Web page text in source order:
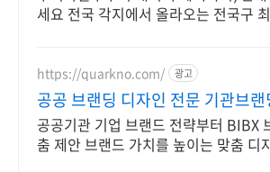
세요 전국 각지에서 올라오는 전국구
https://quarkno.com/ 광고
공공 브랜딩 디자인 전문 기관브
공공기관 기업 브랜드 전략부터 BIBX
춤 제안 브랜드 가치를 높이는 맞춤 디